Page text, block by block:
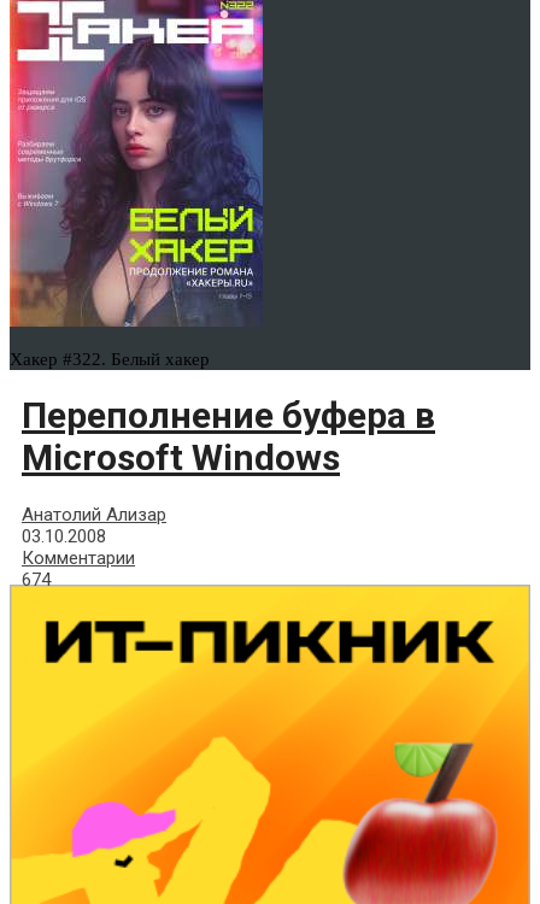
Хакер #322. Белый хакер
Переполнение буфера в
Microsoft Windows
Анатолий Ализар
03.10.2008
Комментарии
674